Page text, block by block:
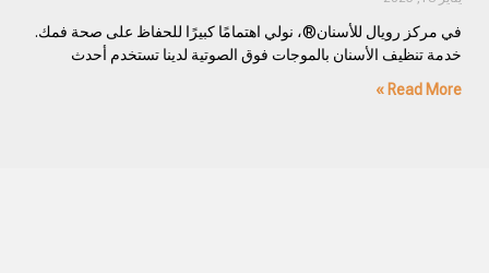
في مركز رويال للأسنان®، نولي اهتمامًا كبيرًا للحفاظ على صحة فمك.
خدمة تنظيف الأسنان بالموجات فوق الصوتية لدينا تستخدم أحدث
Read More »